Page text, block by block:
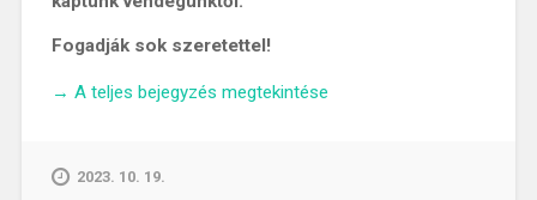
Fogadják sok szeretettel!
„Afrika
Afrikában
→ A teljes bejegyzés megtekintése
2023. 10. 19.